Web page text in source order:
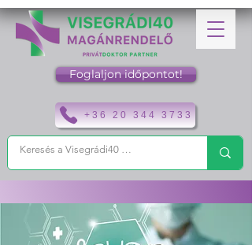
+36 20 344 3733
Foglaljon időpontot!